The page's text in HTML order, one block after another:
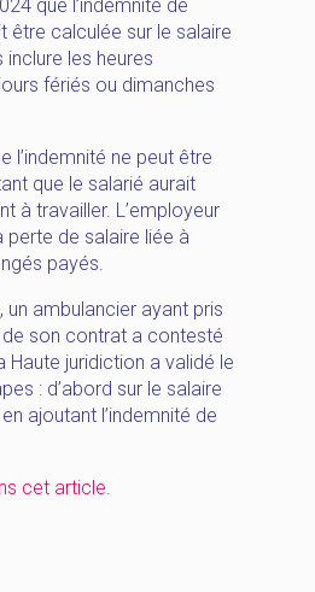
que l’indemnité de
être calculée sur le salaire
inclure les heures
fériés ou dimanches
l’indemnité ne peut être
que le salarié aurait
à travailler. L’employeur
de salaire liée à
payés.
un ambulancier ayant pris
son contrat a contesté
Haute juridiction a validé le
: d’abord sur le salaire
ajoutant l’indemnité de
cet article.